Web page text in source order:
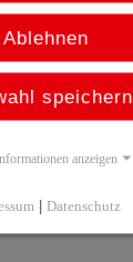
Ablehnen
speichern
anzeigen
| Datenschutz